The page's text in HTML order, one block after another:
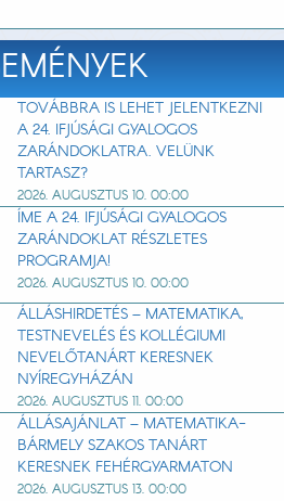
TOVÁBBRA IS LEHET JELENTKEZNI
A 24. IFJÚSÁGI GYALOGOS
ZARÁNDOKLATRA. VELÜNK
TARTASZ?
2026. AUGUSZTUS 10. 00:00
ÍME A 24. IFJÚSÁGI GYALOGOS
ZARÁNDOKLAT RÉSZLETES
PROGRAMJA!
2026. AUGUSZTUS 10. 00:00
ÁLLÁSHIRDETÉS – MATEMATIKA,
TESTNEVELÉS ÉS KOLLÉGIUMI
NEVELŐTANÁRT KERESNEK
NYÍREGYHÁZÁN
2026. AUGUSZTUS 11. 00:00
ÁLLÁSAJÁNLAT – MATEMATIKA-
BÁRMELY SZAKOS TANÁRT
KERESNEK FEHÉRGYARMATON
2026. AUGUSZTUS 13. 00:00